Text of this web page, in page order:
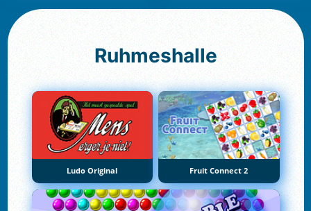
Ruhmeshalle
Ludo Original Fruit Connect 2